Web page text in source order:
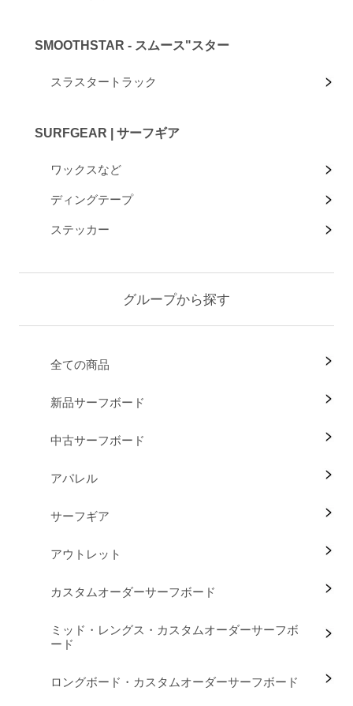
SMOOTHSTAR - スムース"スター
スラスタートラック
SURFGEAR | サーフギア
ワックスなど
ディングテープ
ステッカー
グループから探す
全ての商品
新品サーフボード
中古サーフボード
アパレル
サーフギア
アウトレット
カスタムオーダーサーフボード
ミッド・レングス・カスタムオーダーサーフボ
ード
ロングボード・カスタムオーダーサーフボード